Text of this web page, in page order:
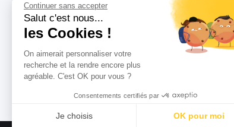
Continuer sans accepter
Salut c'est nous...
les Cookies !
On aimerait personnaliser votre
recherche et la rendre encore plus
agréable. C'est OK pour vous ?
Consentements certifiés par
Je choisis OK pour moi
Formation
Coaching
Conseil